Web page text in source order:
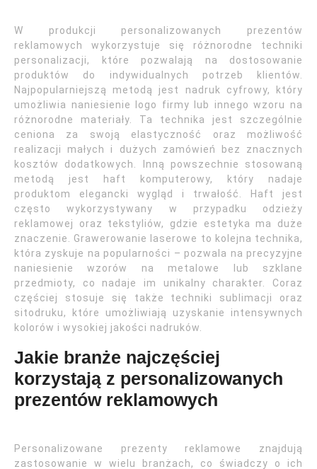
W produkcji personalizowanych prezentów
reklamowych wykorzystuje się różnorodne techniki
personalizacji, które pozwalają na dostosowanie
produktów do indywidualnych potrzeb klientów.
Najpopularniejszą metodą jest nadruk cyfrowy, który
umożliwia naniesienie logo firmy lub innego wzoru na
różnorodne materiały. Ta technika jest szczególnie
ceniona za swoją elastyczność oraz możliwość
realizacji małych i dużych zamówień bez znacznych
kosztów dodatkowych. Inną powszechnie stosowaną
metodą jest haft komputerowy, który nadaje
produktom elegancki wygląd i trwałość. Haft jest
często wykorzystywany w przypadku odzieży
reklamowej oraz tekstyliów, gdzie estetyka ma duże
znaczenie. Grawerowanie laserowe to kolejna technika,
która zyskuje na popularności – pozwala na precyzyjne
naniesienie wzorów na metalowe lub szklane
przedmioty, co nadaje im unikalny charakter. Coraz
częściej stosuje się także techniki sublimacji oraz
sitodruku, które umożliwiają uzyskanie intensywnych
kolorów i wysokiej jakości nadruków.
Jakie branże najczęściej
korzystają z personalizowanych
prezentów reklamowych
Personalizowane prezenty reklamowe znajdują
zastosowanie w wielu branżach, co świadczy o ich